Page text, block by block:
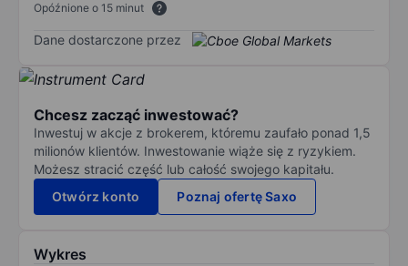
Opóźnione o 15 minut
Dane dostarczone przez
Chcesz zacząć inwestować?
Inwestuj w akcje z brokerem, któremu zaufało ponad 1,5
milionów klientów. Inwestowanie wiąże się z ryzykiem.
Możesz stracić część lub całość swojego kapitału.
Otwórz konto
Poznaj ofertę Saxo
Wykres